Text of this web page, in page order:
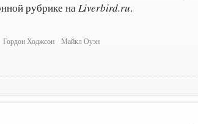
рубрике наLiverbird.ru.
Гордон Ходжсон Майкл Оуэн